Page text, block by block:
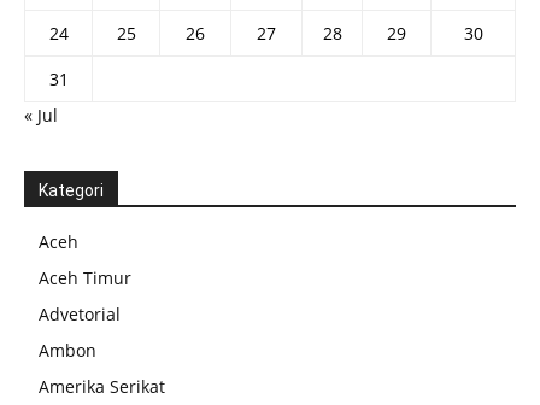
24
25 26 27 28 29
30
31
« Jul
Kategori
Aceh
Aceh Timur
Advetorial
Ambon
Amerika Serikat